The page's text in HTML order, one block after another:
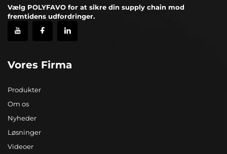
Vælg POLYFAVO for at sikre din supply chain mod
fremtidens udfordringer.
Vores Firma
Produkter
Om os
Nyheder
Løsninger
Videoer